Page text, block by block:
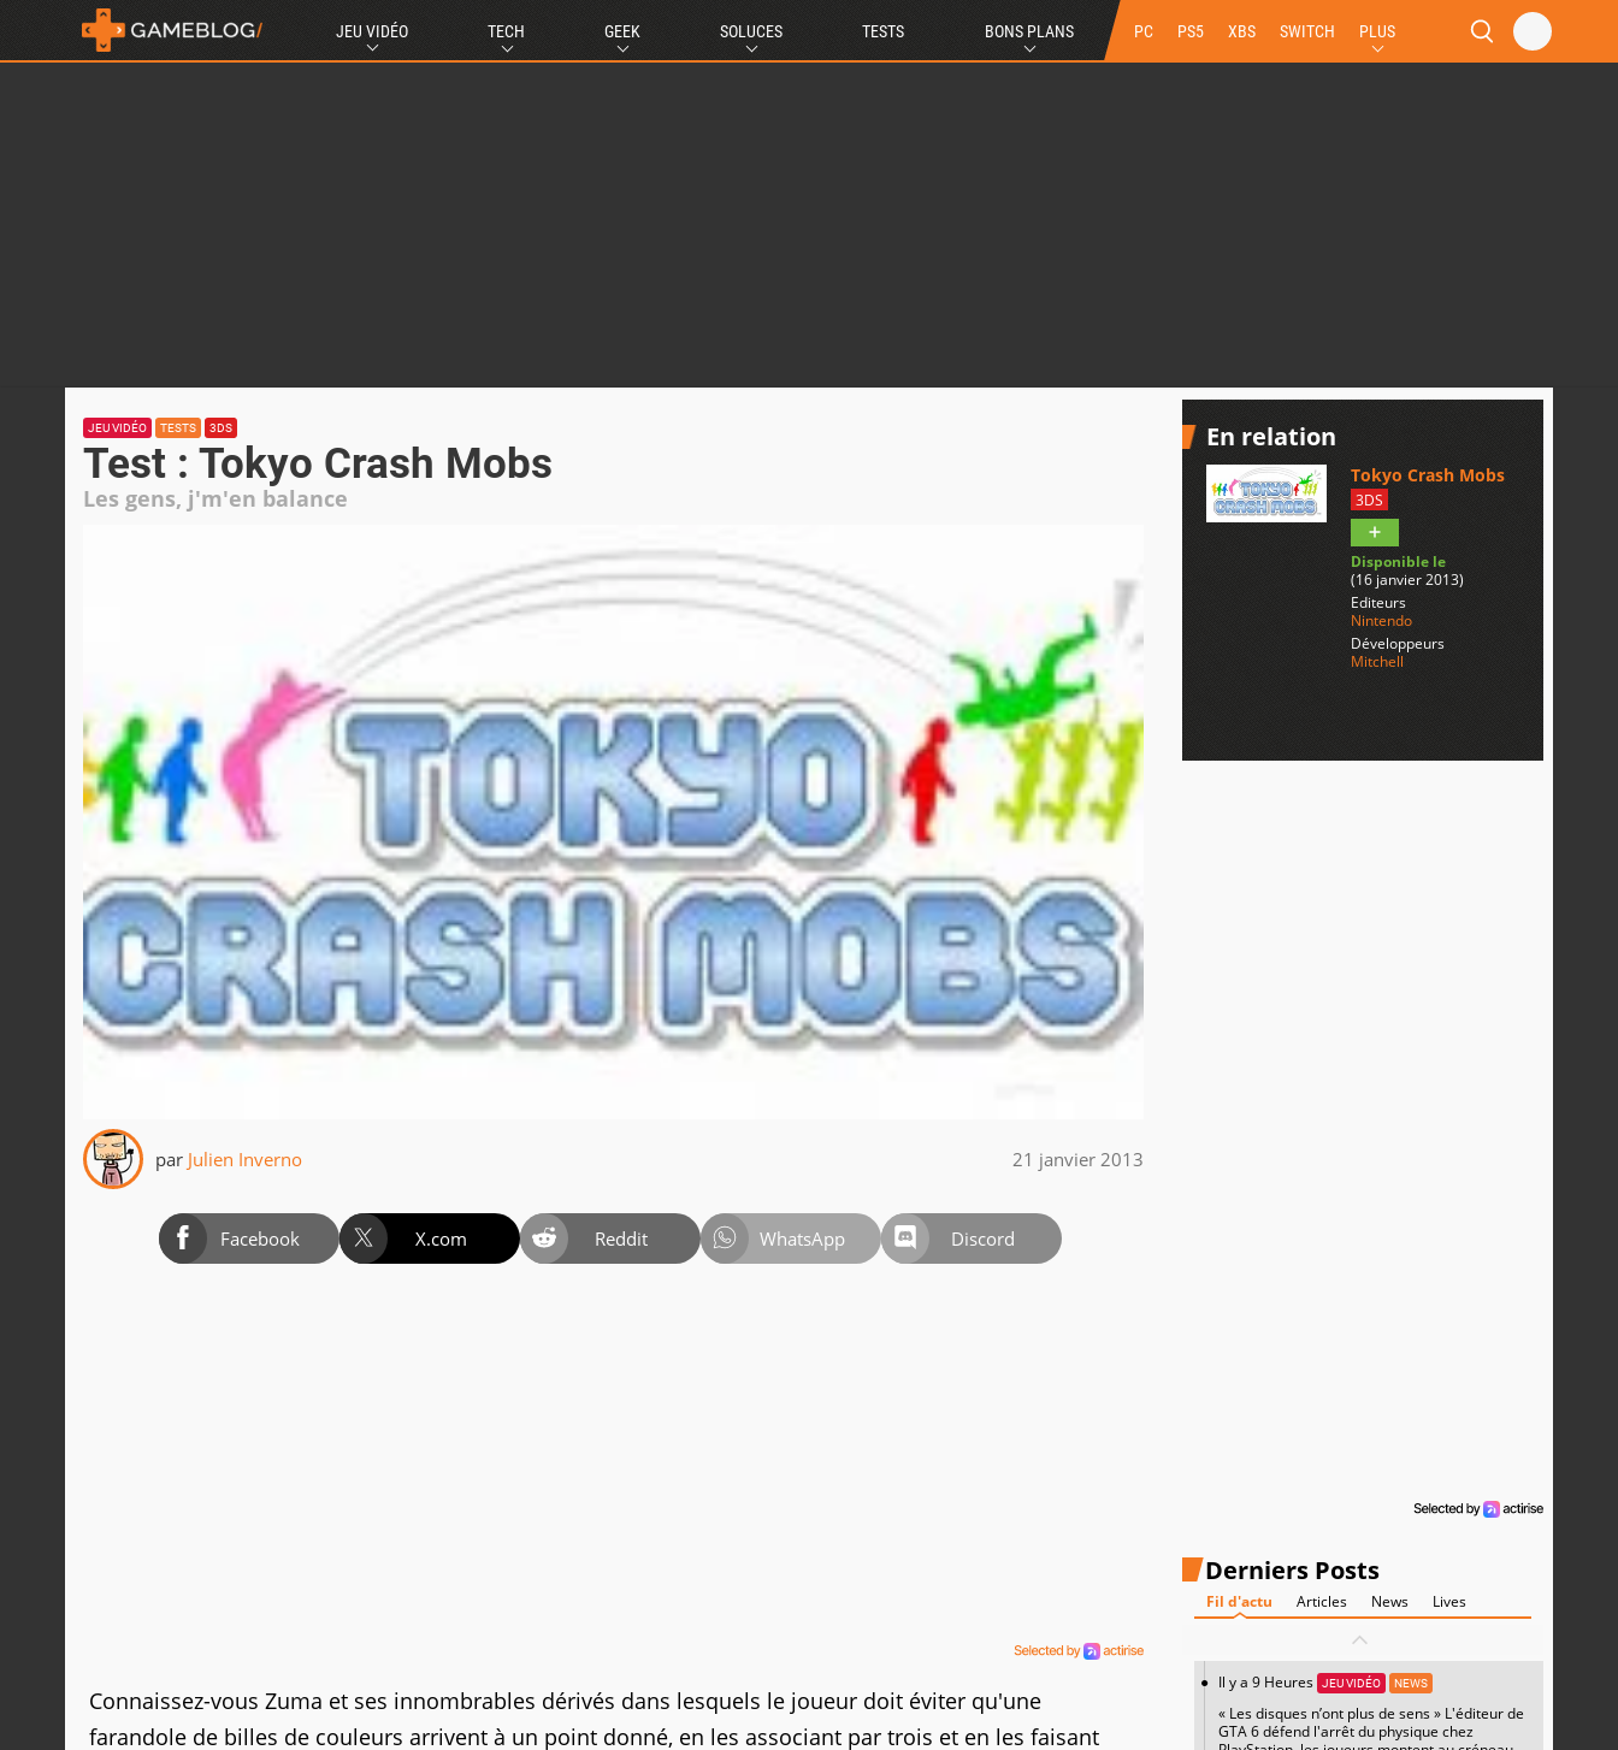
JEU VIDÉO TECH GEEK SOLUCES TESTS BONS PLANS PC PS5 XBS SWITCH PLUS
JEU VIDÉO TESTS 3DS
Test : Tokyo Crash Mobs
Les gens, j'm'en balance
par Julien Inverno 21 janvier 2013
Facebook X.com Reddit WhatsApp Discord
Connaissez-vous Zuma et ses innombrables dérivés dans lesquels le joueur doit éviter qu'une
farandole de billes de couleurs arrivent à un point donné, en les associant par trois et en les faisant
En relation
Tokyo Crash Mobs
3DS
Disponible le
(16 janvier 2013)
Editeurs
Nintendo
Développeurs
Mitchell
Derniers Posts
Fil d'actu Articles News Lives
Il y a 9 Heures JEU VIDÉO NEWS
« Les disques n’ont plus de sens » L'éditeur de
GTA 6 défend l'arrêt du physique chez